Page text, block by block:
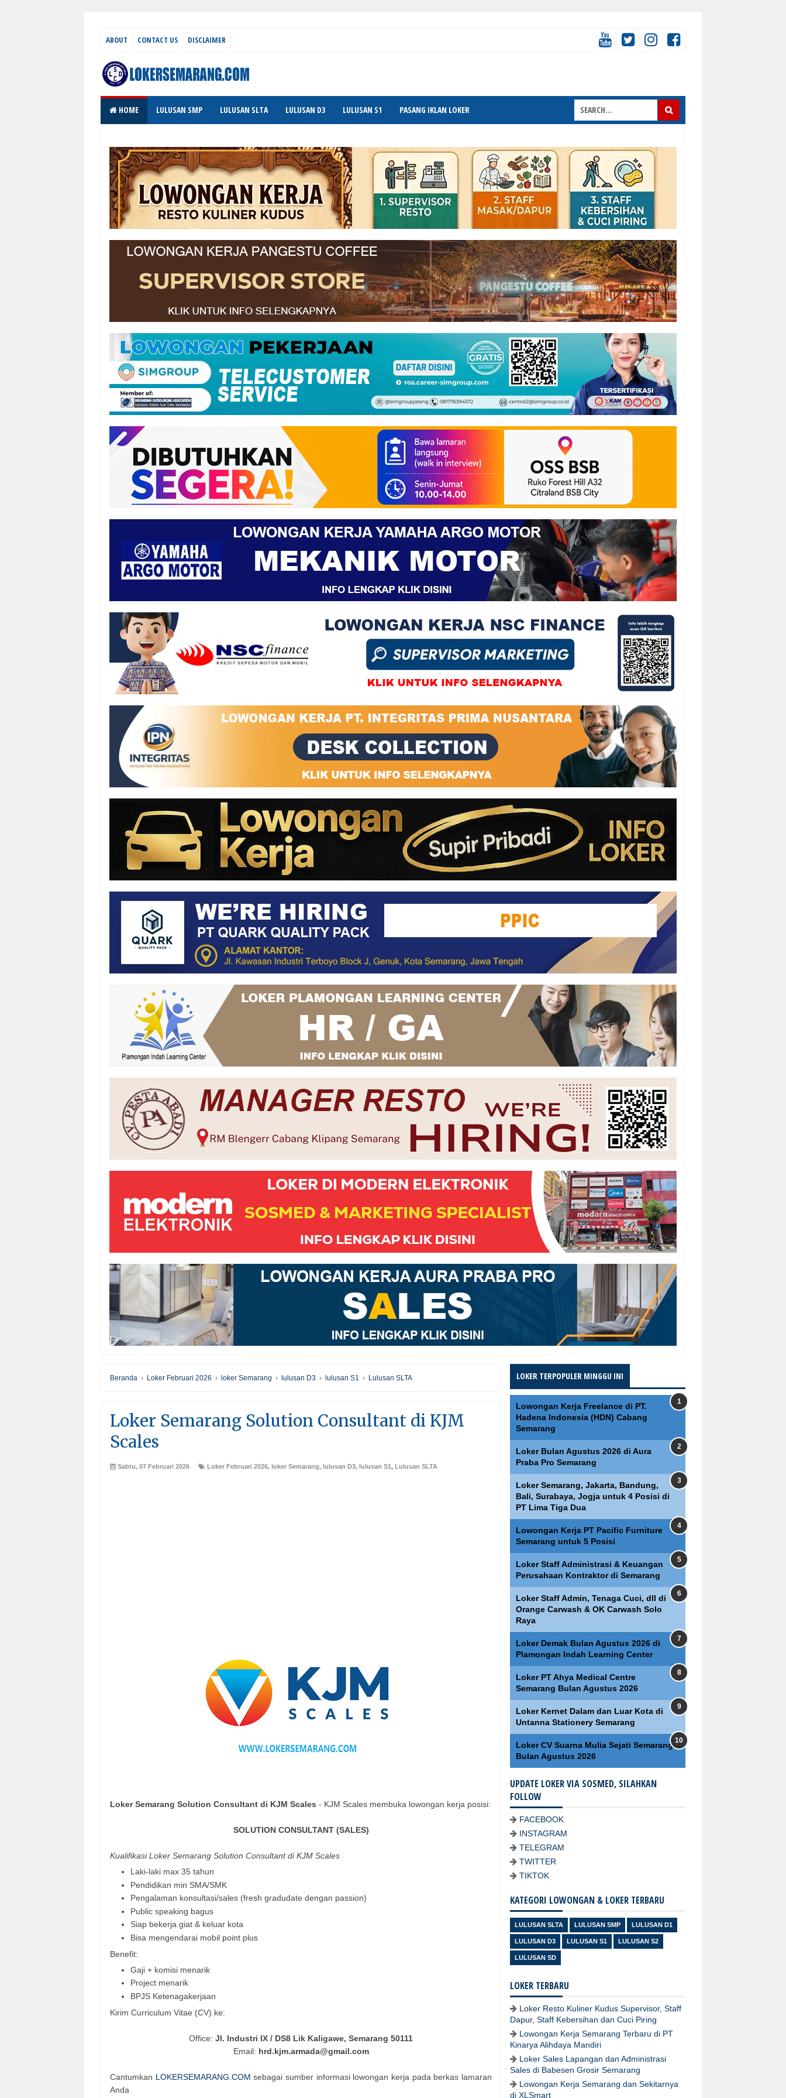
ABOUT CONTACT US DISCLAIMER
HOME LULUSAN SMP LULUSAN SLTA LULUSAN D3 LULUSAN S1 PASANG IKLAN LOKER
Beranda › Loker Februari 2026 › loker Semarang › lulusan D3 › lulusan S1 › Lulusan SLTA
Loker Semarang Solution Consultant di KJM
Scales
Sabtu, 07 Februari 2026 Loker Februari 2026, loker Semarang, lulusan D3, lulusan S1, Lulusan SLTA
Loker Semarang Solution Consultant di KJM Scales - KJM Scales membuka lowongan kerja posisi:
SOLUTION CONSULTANT (SALES)
Kualifikasi Loker Semarang Solution Consultant di KJM Scales
Laki-laki max 35 tahun
Pendidikan min SMA/SMK
Pengalaman konsultasi/sales (fresh gradudate dengan passion)
Public speaking bagus
Siap bekerja giat & keluar kota
Bisa mengendarai mobil point plus
Benefit:
Gaji + komisi menarik
Project menarik
BPJS Ketenagakerjaan
Kirim Curriculum Vitae (CV) ke:
Office: Jl. Industri IX / DS8 Lik Kaligawe, Semarang 50111
Email: hrd.kjm.armada@gmail.com
Cantumkan LOKERSEMARANG.COM sebagai sumber informasi lowongan kerja pada berkas lamaran
Anda
LOKER TERPOPULER MINGGU INI
Lowongan Kerja Freelance di PT.
Hadena Indonesia (HDN) Cabang
Semarang
Loker Bulan Agustus 2026 di Aura
Praba Pro Semarang
Loker Semarang, Jakarta, Bandung,
Bali, Surabaya, Jogja untuk 4 Posisi di
PT Lima Tiga Dua
Lowongan Kerja PT Pacific Furniture
Semarang untuk 5 Posisi
Loker Staff Administrasi & Keuangan
Perusahaan Kontraktor di Semarang
Loker Staff Admin, Tenaga Cuci, dll di
Orange Carwash & OK Carwash Solo
Raya
Loker Demak Bulan Agustus 2026 di
Plamongan Indah Learning Center
Loker PT Ahya Medical Centre
Semarang Bulan Agustus 2026
Loker Kernet Dalam dan Luar Kota di
Untanna Stationery Semarang
Loker CV Suarna Mulia Sejati Semarang
Bulan Agustus 2026
UPDATE LOKER VIA SOSMED, SILAHKAN
FOLLOW
FACEBOOK
INSTAGRAM
TELEGRAM
TWITTER
TIKTOK
KATEGORI LOWONGAN & LOKER TERBARU
LULUSAN SLTA LULUSAN SMP LULUSAN D1
LULUSAN D3 LULUSAN S1 LULUSAN S2
LULUSAN SD
LOKER TERBARU
Loker Resto Kuliner Kudus Supervisor, Staff
Dapur, Staff Kebersihan dan Cuci Piring
Lowongan Kerja Semarang Terbaru di PT
Kinarya Alihdaya Mandiri
Loker Sales Lapangan dan Administrasi
Sales di Babesen Grosir Semarang
Lowongan Kerja Semarang dan Sekitarnya
di XLSmart